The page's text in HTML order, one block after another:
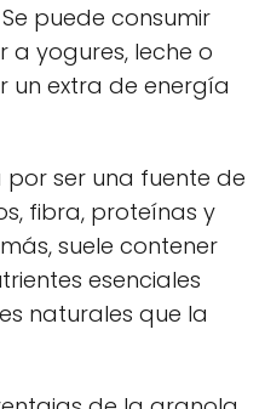
puede consumir
a yogures, leche o
extra de energía
ser una fuente de
fibra, proteínas y
suele contener
esenciales
naturales que la